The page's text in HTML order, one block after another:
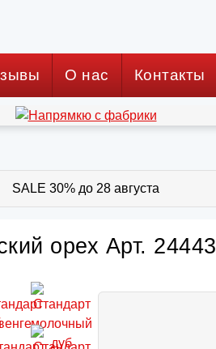
О нас Контакты
SALE 30% до 28 августа
орех Арт. 24443